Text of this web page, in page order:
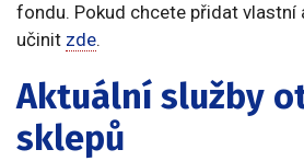
fondu. Pokud chcete přidat vlastní
učinit zde.
Aktuální služby
sklepů